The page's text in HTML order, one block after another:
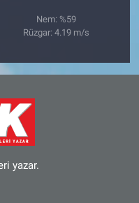
Nem: %59
Rüzgar: 4.19 m/s
yazar.